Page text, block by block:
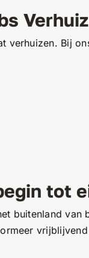
verhuizen. Bij
tot
buitenland